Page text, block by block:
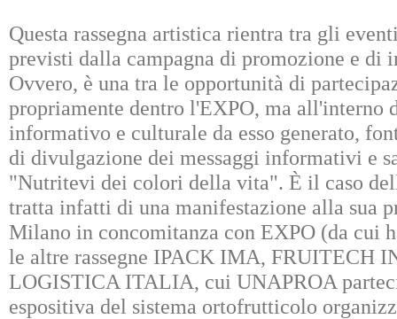
Questa rassegna artistica rientra tra gli
previsti dalla campagna di promozione e di
Ovvero, è una tra le opportunità di
propriamente dentro l'EXPO, ma all'interno
informativo e culturale da esso generato,
di divulgazione dei messaggi informativi e
"Nutritevi dei colori della vita". È il caso
tratta infatti di una manifestazione alla sua
Milano in concomitanza con EXPO (da cui
le altre rassegne IPACK IMA, FRUITECH
LOGISTICA ITALIA, cui UNAPROA
espositiva del sistema ortofrutticolo